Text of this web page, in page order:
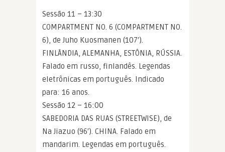
Sessão 11 – 13:30
COMPARTMENT NO. 6 (COMPARTMENT NO.
6), de Juho Kuosmanen (107′).
FINLÂNDIA, ALEMANHA, ESTÔNIA, RÚSSIA.
Falado em russo, finlandês. Legendas
eletrônicas em português. Indicado
para: 16 anos.
Sessão 12 – 16:00
SABEDORIA DAS RUAS (STREETWISE), de
Na Jiazuo (96′). CHINA. Falado em
mandarim. Legendas em português.